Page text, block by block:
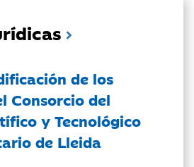
de los
Consorcio del
y Tecnológico
de Lleida